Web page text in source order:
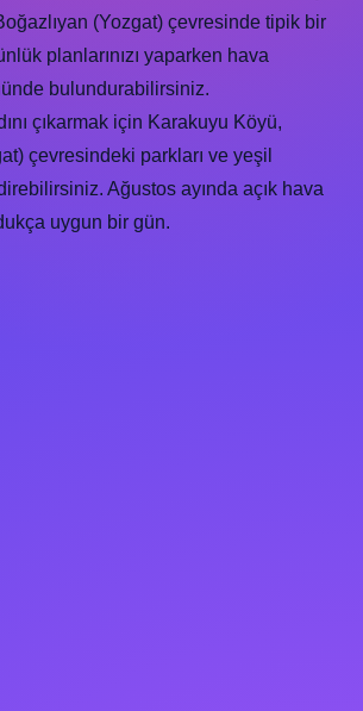
(Yozgat) çevresinde tipik bir
planlarınızı yaparken hava
bulundurabilirsiniz.
çıkarmak için Karakuyu Köyü,
çevresindeki parkları ve yeşil
Ağustos ayında açık hava
uygun bir gün.